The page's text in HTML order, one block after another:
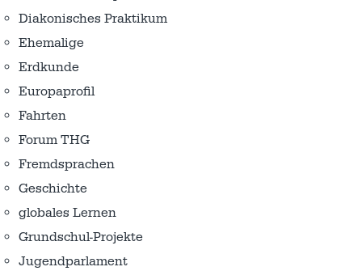
Diakonisches Praktikum
Ehemalige
Erdkunde
Europaprofil
Fahrten
Forum THG
Fremdsprachen
Geschichte
globales Lernen
Grundschul-Projekte
Jugendparlament